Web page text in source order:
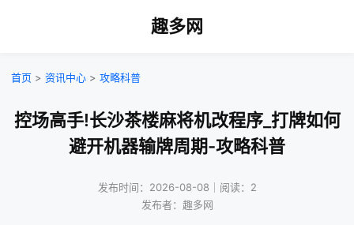
趣多网
首页 > 资讯中心 > 攻略科普
控场高手!长沙茶楼麻将机改程序_打牌如何
避开机器输牌周期-攻略科普
发布时间：2026-08-08｜阅读：2
发布者：趣多网